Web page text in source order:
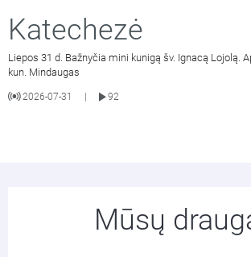
Katechezė
Liepos 31 d. Bažnyčia mini kunigą šv. Ignacą Lojolą.
kun. Mindaugas
2026-07-31 92
Mūsų